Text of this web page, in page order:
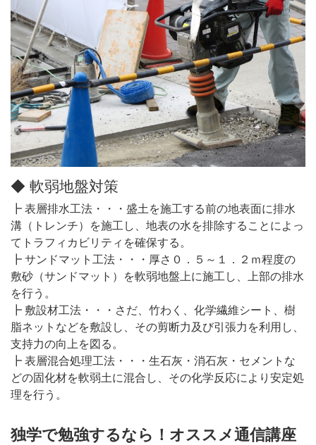
◆ 軟弱地盤対策
┣ 表層排水工法・・・盛土を施工する前の地表面に排水
溝（トレンチ）を施工し、地表の水を排除することによっ
てトラフィカビリティを確保する。
┣ サンドマット工法・・・厚さ０．５～１．２ｍ程度の
敷砂（サンドマット）を軟弱地盤上に施工し、上部の排水
を行う。
┣ 敷設材工法・・・さだ、竹わく、化学繊維シート、樹
脂ネットなどを敷設し、その剪断力及び引張力を利用し、
支持力の向上を図る。
┣ 表層混合処理工法・・・生石灰・消石灰・セメントな
どの固化材を軟弱土に混合し、その化学反応により安定処
理を行う。
独学で勉強するなら！オススメ通信講座